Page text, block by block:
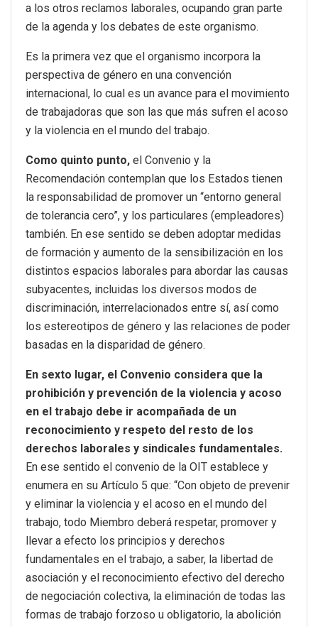
a los otros reclamos laborales, ocupando gran parte
de la agenda y los debates de este organismo.
Es la primera vez que el organismo incorpora la
perspectiva de género en una convención
internacional, lo cual es un avance para el movimiento
de trabajadoras que son las que más sufren el acoso
y la violencia en el mundo del trabajo.
Como quinto punto, el Convenio y la
Recomendación contemplan que los Estados tienen
la responsabilidad de promover un “entorno general
de tolerancia cero”, y los particulares (empleadores)
también. En ese sentido se deben adoptar medidas
de formación y aumento de la sensibilización en los
distintos espacios laborales para abordar las causas
subyacentes, incluidas los diversos modos de
discriminación, interrelacionados entre sí, así como
los estereotipos de género y las relaciones de poder
basadas en la disparidad de género.
En sexto lugar, el Convenio considera que la
prohibición y prevención de la violencia y acoso
en el trabajo debe ir acompañada de un
reconocimiento y respeto del resto de los
derechos laborales y sindicales fundamentales.
En ese sentido el convenio de la OIT establece y
enumera en su Artículo 5 que: “Con objeto de prevenir
y eliminar la violencia y el acoso en el mundo del
trabajo, todo Miembro deberá respetar, promover y
llevar a efecto los principios y derechos
fundamentales en el trabajo, a saber, la libertad de
asociación y el reconocimiento efectivo del derecho
de negociación colectiva, la eliminación de todas las
formas de trabajo forzoso u obligatorio, la abolición